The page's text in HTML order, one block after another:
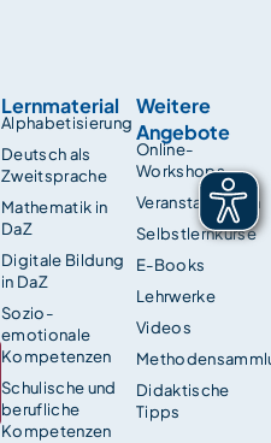
Lernmaterial
Alphabetisierung
Deutsch als
Zweitsprache
Mathematik in
DaZ
Digitale Bildung
in DaZ
Sozio-
emotionale
Kompetenzen
Schulische und
berufliche
Kompetenzen
Weitere
Angebote
Online-
Workshops
Veranstaltungen
Selbstlernkurse
E-Books
Lehrwerke
Videos
Didaktische
Tipps